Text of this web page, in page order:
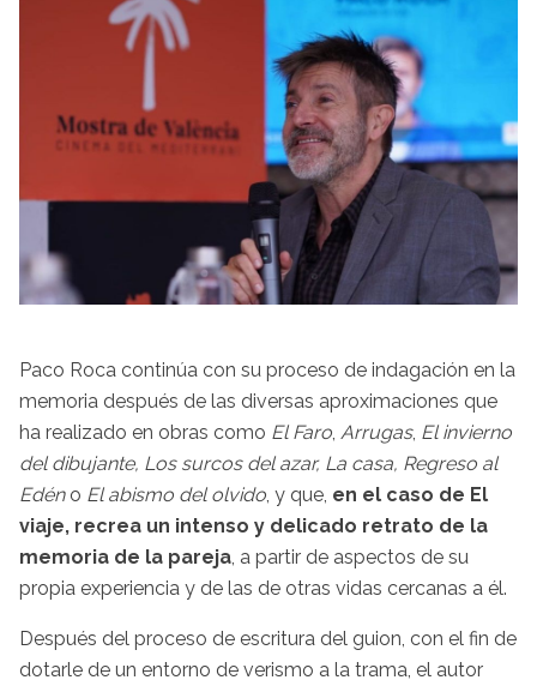
Paco Roca continúa con su proceso de indagación en la
memoria después de las diversas aproximaciones que
ha realizado en obras como El Faro, Arrugas, El invierno
del dibujante, Los surcos del azar, La casa, Regreso al
Edén o El abismo del olvido, y que, en el caso de El
viaje, recrea un intenso y delicado retrato de la
memoria de la pareja, a partir de aspectos de su
propia experiencia y de las de otras vidas cercanas a él.
Después del proceso de escritura del guion, con el fin de
dotarle de un entorno de verismo a la trama, el autor